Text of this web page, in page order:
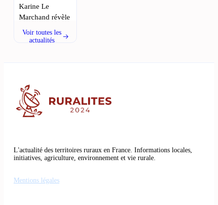
Karine Le
Marchand révèle
candidats de
animatrice de
l’émission «
L’amour est
Un plan
soutenir les
Voir toutes les
actualités
L'actualité des territoires ruraux en France. Informations locales,
initiatives, agriculture, environnement et vie rurale.
Mentions légales